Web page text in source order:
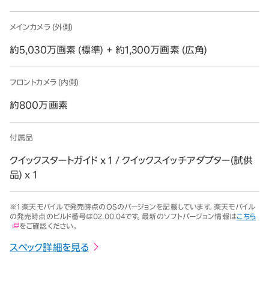
メインカメラ (外側)
約5,030万画素 (標準) + 約1,300万画素 (広角)
フロントカメラ (内側)
約800万画素
付属品
クイックスタートガイド x 1 / クイックスイッチアダプター(試供
品) x 1
※1 楽天モバイルで発売時点のOSのバージョンを記載しています。楽天モバイル
の発売時点のビルド番号は02.00.04です。最新のソフトバージョン情報はこちら
をご確認ください。
スペック詳細を見る